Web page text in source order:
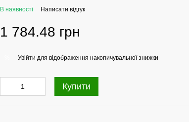
В наявності Написати відгук
1 784.48 грн
Увійти для відображення накопичувальної знижки
Купити